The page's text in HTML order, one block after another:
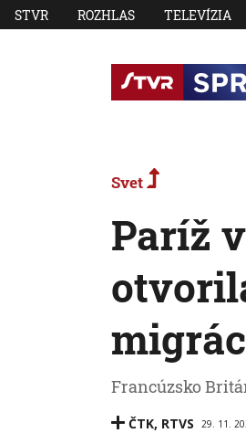
STVR ROZHLAS TELEVÍZIA
Svet
Paríž
Francúzsko
ČTK, RTVS 29. 11.